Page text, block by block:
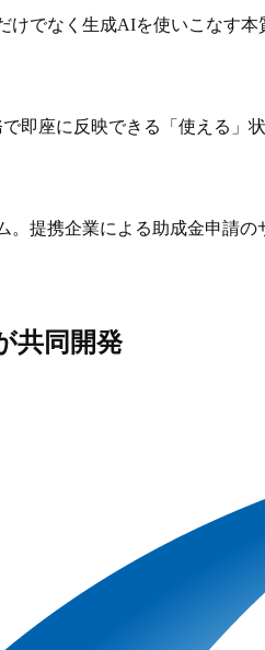
でなく生成AIを使いこなす本
即座に反映できる「使える」
提携企業による助成金申請の
共同開発